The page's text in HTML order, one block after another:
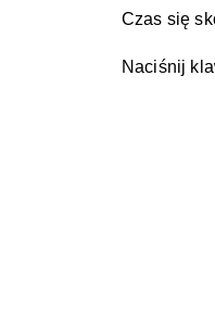
Czas się
Naciśnij